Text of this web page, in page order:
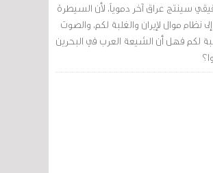
سينتج عراق آخر دموياً، لأن السيطرة
نظام موال لإيران والغلبة لكم، والصوت
لكم فهل أن الشيعة العرب في البحرين